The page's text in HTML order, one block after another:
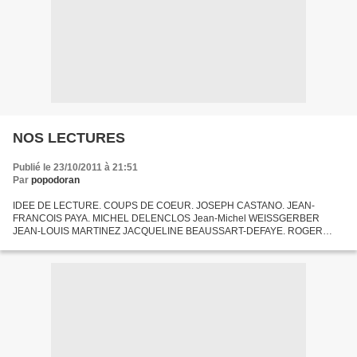
NOS LECTURES
Publié le 23/10/2011 à 21:51
Par popodoran
IDEE DE LECTURE. COUPS DE COEUR. JOSEPH CASTANO. JEAN-
FRANCOIS PAYA. MICHEL DELENCLOS Jean-Michel WEISSGERBER
JEAN-LOUIS MARTINEZ JACQUELINE BEAUSSART-DEFAYE. ROGER
RAYMOND ET PIERRE ANGLADE LÉON...